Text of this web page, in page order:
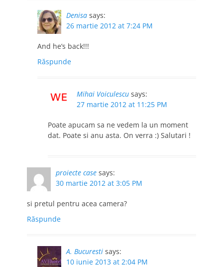
Denisa says:
26 martie 2012 at 7:24 PM
And he’s back!!!
Răspunde
Mihai Voiculescu says:
27 martie 2012 at 11:25 PM
Poate apucam sa ne vedem la un moment
dat. Poate si anu asta. On verra :) Salutari !
proiecte case says:
30 martie 2012 at 3:05 PM
si pretul pentru acea camera?
Răspunde
A. Bucuresti says:
10 iunie 2013 at 2:04 PM